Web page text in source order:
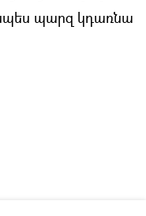
պարզ կդառնա